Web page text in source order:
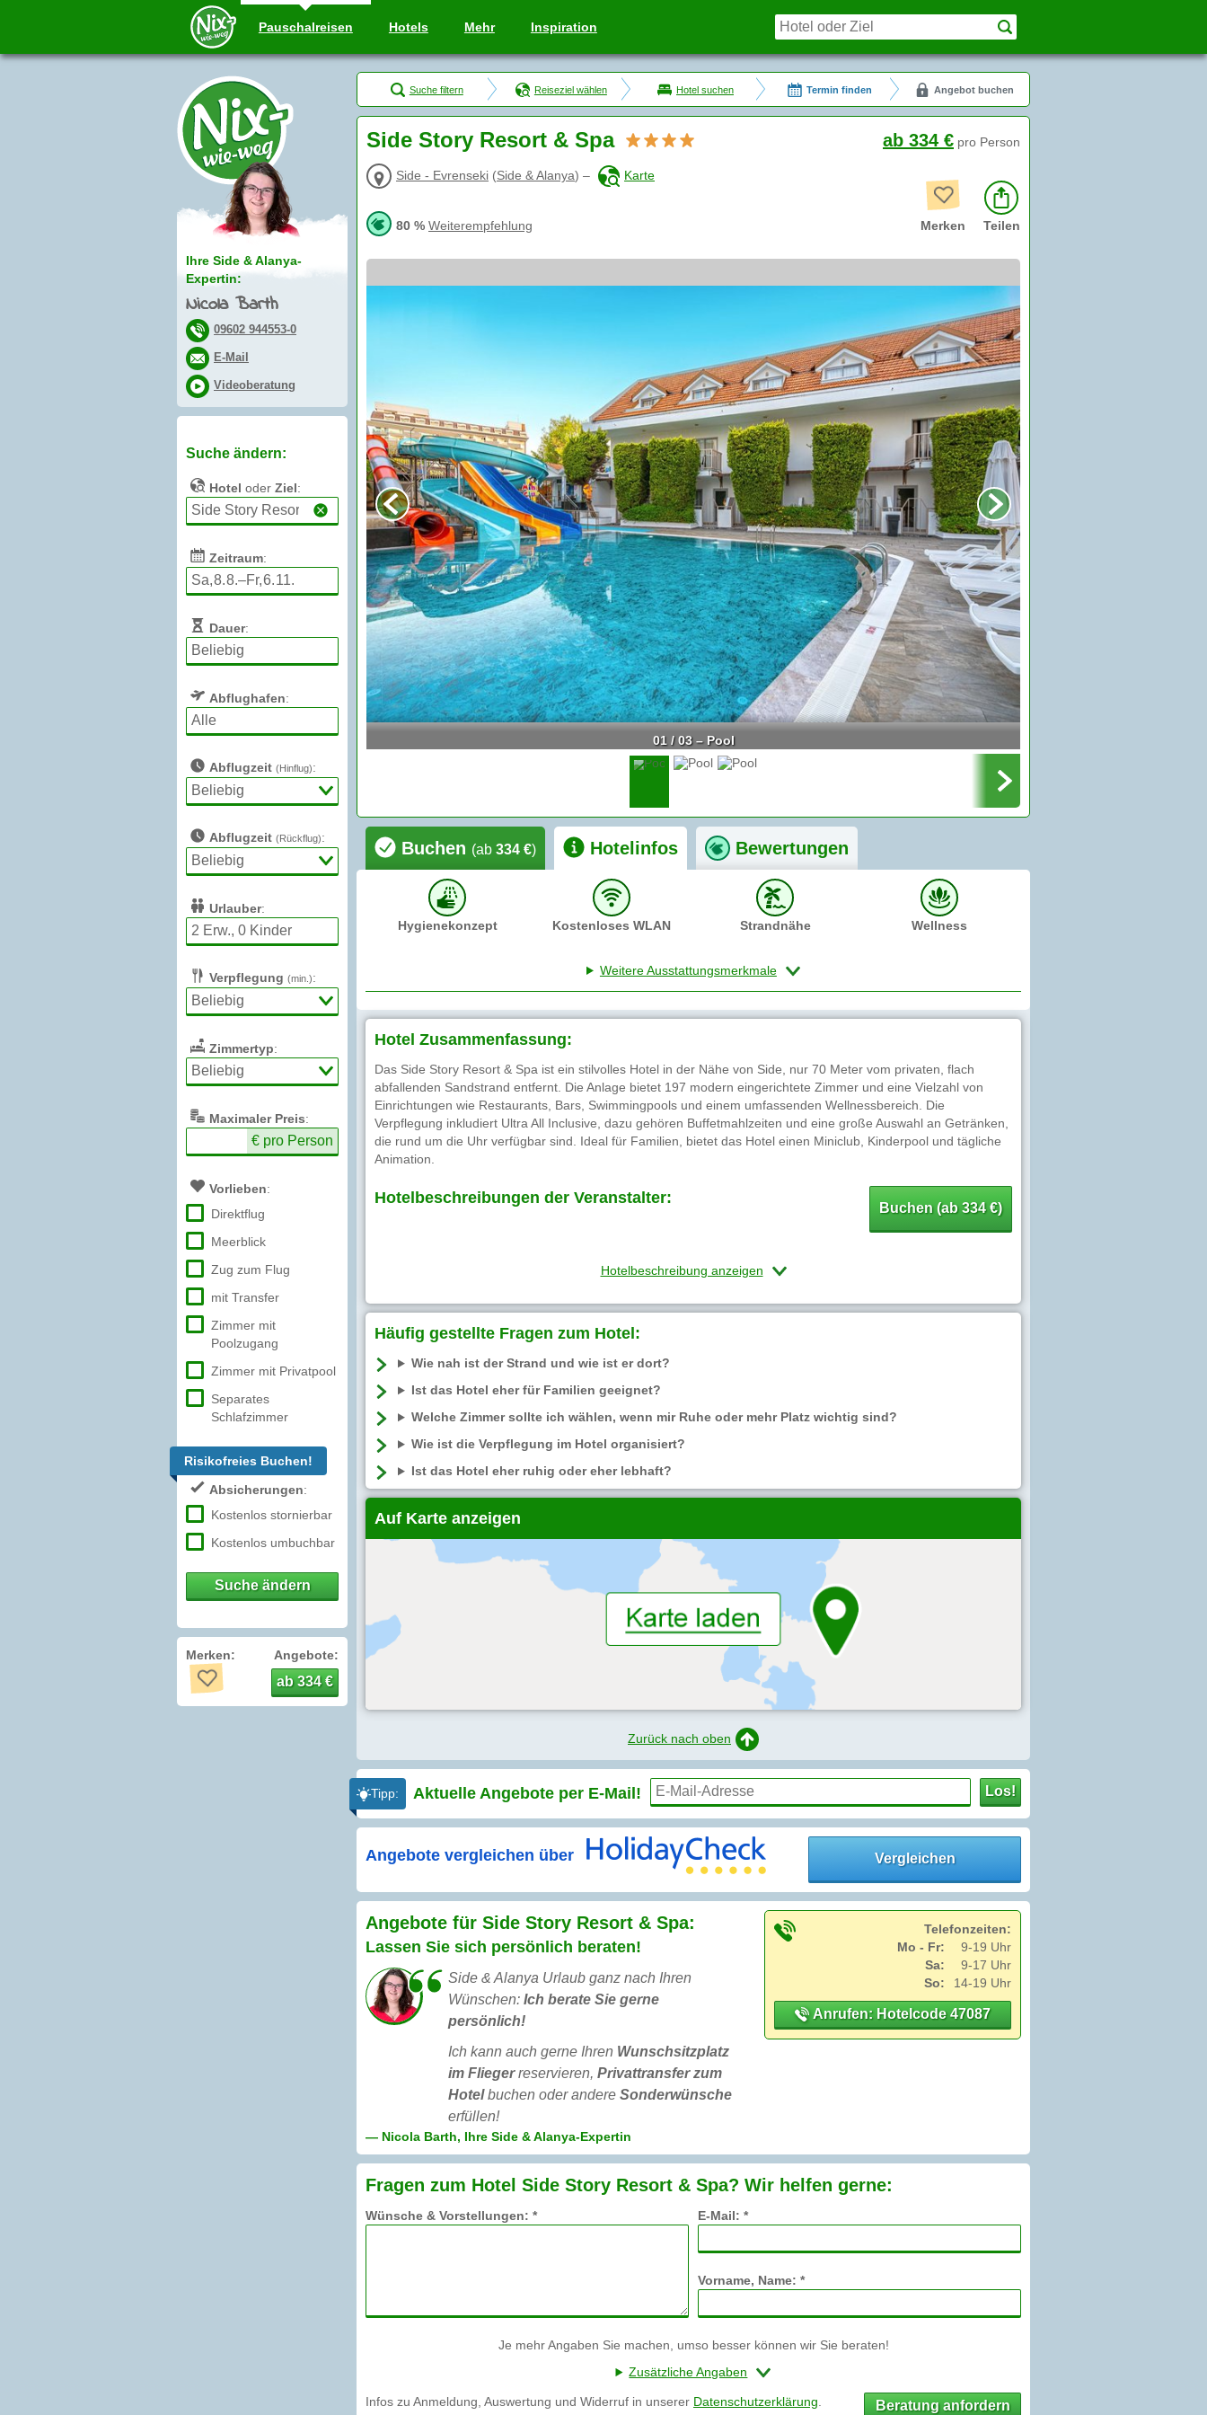
Pauschalreisen Hotels Mehr Inspiration
Ihre Side & Alanya-
Expertin:
Nicola Barth
09602 944553-0
E-Mail
Videoberatung
Suche ändern:
Hotel oder Ziel:
Zeitraum:
Dauer:
Abflughafen:
Abflugzeit (Hinflug):
Abflugzeit (Rückflug):
Urlauber:
Verpflegung (min.):
Zimmertyp:
Maximaler Preis:
€ pro Person
Vorlieben:
Direktflug
Meerblick
Zug zum Flug
mit Transfer
Zimmer mit
Poolzugang
Zimmer mit Privatpool
Separates
Schlafzimmer
Risikofreies Buchen!
Absicherungen:
Kostenlos stornierbar
Kostenlos umbuchbar
Suche ändern
Merken: Angebote:
ab 334 €
Suche filtern Reiseziel wählen Hotel suchen Termin finden Angebot buchen
Side Story Resort & Spa
Side - Evrenseki (Side & Alanya) – Karte
80 % Weiterempfehlung
ab 334 € pro Person
Merken Teilen
01 / 03 – Pool
Buchen (ab 334 €) Hotelinfos Bewertungen
Hygienekonzept Kostenloses WLAN Strandnähe Wellness
Weitere Ausstattungsmerkmale
Hotel Zusammenfassung:
Das Side Story Resort & Spa ist ein stilvolles Hotel in der Nähe von Side, nur 70 Meter vom privaten, flach
abfallenden Sandstrand entfernt. Die Anlage bietet 197 modern eingerichtete Zimmer und eine Vielzahl von
Einrichtungen wie Restaurants, Bars, Swimmingpools und einem umfassenden Wellnessbereich. Die
Verpflegung inkludiert Ultra All Inclusive, dazu gehören Buffetmahlzeiten und eine große Auswahl an Getränken,
die rund um die Uhr verfügbar sind. Ideal für Familien, bietet das Hotel einen Miniclub, Kinderpool und tägliche
Animation.
Hotelbeschreibungen der Veranstalter:
Buchen (ab 334 €)
Hotelbeschreibung anzeigen
Häufig gestellte Fragen zum Hotel:
Wie nah ist der Strand und wie ist er dort?
Ist das Hotel eher für Familien geeignet?
Welche Zimmer sollte ich wählen, wenn mir Ruhe oder mehr Platz wichtig sind?
Wie ist die Verpflegung im Hotel organisiert?
Ist das Hotel eher ruhig oder eher lebhaft?
Auf Karte anzeigen
Zurück nach oben
Tipp: Aktuelle Angebote per E-Mail! Los!
Angebote vergleichen über Vergleichen
Angebote für Side Story Resort & Spa:
Lassen Sie sich persönlich beraten!
Side & Alanya Urlaub ganz nach Ihren
Wünschen: Ich berate Sie gerne
persönlich!
Ich kann auch gerne Ihren Wunschsitzplatz
im Fliegerreservieren, Privattransfer zum
Hotelbuchen oder andere Sonderwünsche
erfüllen!
— Nicola Barth, Ihre Side & Alanya-Expertin
Telefonzeiten:
Mo - Fr:
9-19 Uhr
Sa:
9-17 Uhr
So:
14-19 Uhr
Anrufen: Hotelcode 47087
Fragen zum Hotel Side Story Resort & Spa? Wir helfen gerne:
Wünsche & Vorstellungen: * E-Mail: *
Vorname, Name: *
Je mehr Angaben Sie machen, umso besser können wir Sie beraten!
Zusätzliche Angaben
Infos zu Anmeldung, Auswertung und Widerruf in unserer Datenschutzerklärung Beratung anfordern